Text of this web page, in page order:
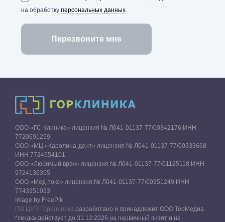
на обработку персональных данных
ООО «ГС-Клиника» лицензия № Л041-01137-77/00342176 ИНН
7720691259
ООО «МЦ «Каролина-дент» лицензия № Л041-01137-77/00333668
ИНН 7724554101
ООО «Любимый врач» лицензия № Л041-01137-77/01125118 ИНН
9724136355
ООО «Мед-токс» лицензия № Л041-01137-77/00351249 ИНН
7743351033
Image by FreePik
ПО ЦУП ГорКлиника разработано и принадлежит ООО ТеоМедиа
*скидка действует до 31.12.2026 на первичный визит и не